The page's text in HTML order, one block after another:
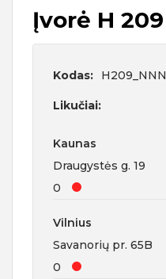
Įvorė H 209
Kodas: H209_NNN
Likučiai:
Kaunas
Draugystės g. 19
0
Vilnius
Savanorių pr. 65B
0